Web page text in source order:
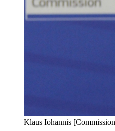
Klaus Iohannis